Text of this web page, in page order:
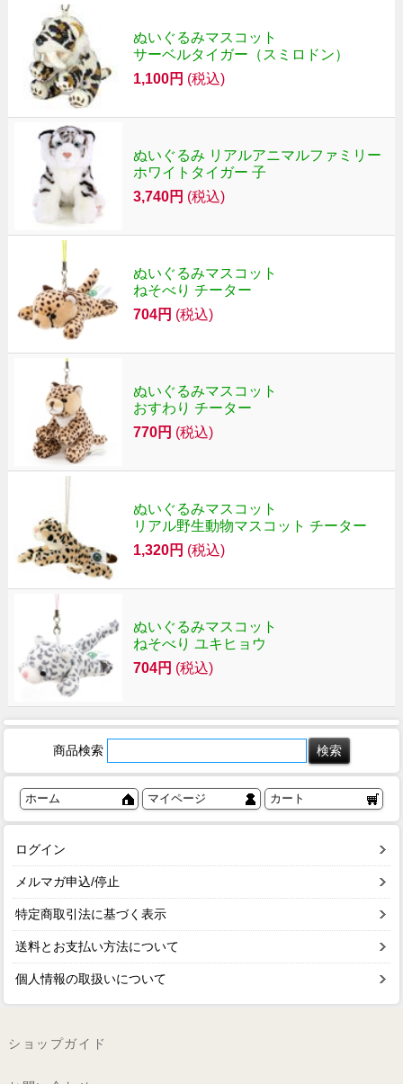
ぬいぐるみマスコット
サーベルタイガー（スミロドン）
1,100円 (税込)
ぬいぐるみ リアルアニマルファミリー
ホワイトタイガー 子
3,740円 (税込)
ぬいぐるみマスコット
ねそべり チーター
704円 (税込)
ぬいぐるみマスコット
おすわり チーター
770円 (税込)
ぬいぐるみマスコット
リアル野生動物マスコット チーター
1,320円 (税込)
ぬいぐるみマスコット
ねそべり ユキヒョウ
704円 (税込)
商品検索
ホーム マイページ カート
ログイン
メルマガ申込/停止
特定商取引法に基づく表示
送料とお支払い方法について
個人情報の取扱いについて
ショップガイド